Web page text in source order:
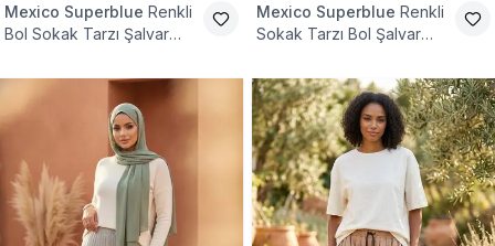
Mexico Superblue Renkli
Bol Sokak Tarzı Şalvar
Mexico Superblue Renkli
Sokak Tarzı Bol Şalvar